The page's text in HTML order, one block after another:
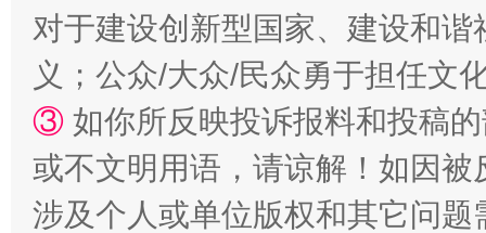
完善运行机制助力责任有效落实 一纸欠
对于建设创新型国家、建设和
义；公众/大众/民众勇于担任文
③ 如你所反映投诉报料和投稿
或不文明用语，请谅解！如因
涉及个人或单位版权和其它问题